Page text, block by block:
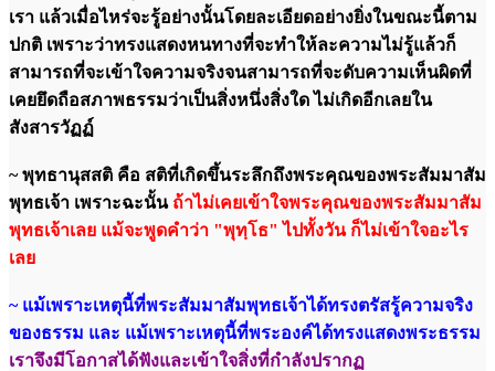
เรา แล้วเมื่อไหร่จะรู้อย่างนั้นโดยละเอียดอย่างยิ่งในขณะนี้ตาม
ปกติ เพราะว่าทรงแสดงหนทางที่จะทำให้ละความไม่รู้แล้วก็
สามารถที่จะเข้าใจความจริงจนสามารถที่จะดับความเห็นผิดที่
เคยยึดถือสภาพธรรมว่าเป็นสิ่งหนึ่งสิ่งใด ไม่เกิดอีกเลยใน
สังสารวัฏฏ์
~ พุทธานุสสติ คือ สติที่เกิดขึ้นระลึกถึงพระคุณของพระสัมมาสัม
พุทธเจ้า เพราะฉะนั้น ถ้าไม่เคยเข้าใจพระคุณของพระสัมมาสัม
พุทธเจ้าเลย แม้จะพูดคำว่า "พุทฺโธ" ไปทั้งวัน ก็ไม่เข้าใจอะไร
เลย
~ แม้เพราะเหตุนี้ที่พระสัมมาสัมพุทธเจ้าได้ทรงตรัสรู้ความจริง
ของธรรม และ แม้เพราะเหตุนี้ที่พระองค์ได้ทรงแสดงพระธรรม
เราจึงมีโอกาสได้ฟังและเข้าใจสิ่งที่กำลังปรากฏ